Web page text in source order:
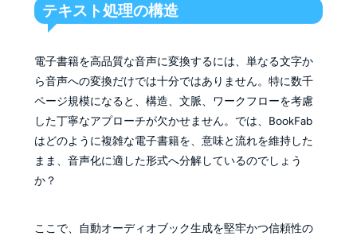
テキスト処理の構造
電子書籍を高品質な音声に変換するには、単なる文字か
ら音声への変換だけでは十分ではありません。特に数千
ページ規模になると、構造、文脈、ワークフローを考慮
した丁寧なアプローチが欠かせません。では、BookFab
はどのように複雑な電子書籍を、意味と流れを維持した
まま、音声化に適した形式へ分解しているのでしょう
か？
ここで、自動オーディオブック生成を堅牢かつ信頼性の